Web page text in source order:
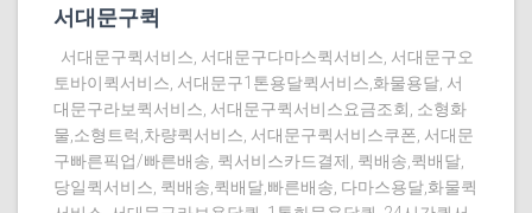
서대문구퀵
서대문구퀵서비스, 서대문구다마스퀵서비스, 서대문구오
토바이퀵서비스, 서대문구1톤용달퀵서비스,화물용달, 서
대문구라보퀵서비스, 서대문구퀵서비스요금조회, 소형화
물,소형트럭,차량퀵서비스, 서대문구퀵서비스쿠폰, 서대문
구빠른픽업/빠른배송, 퀵서비스카드결제, 퀵배송,퀵배달,
당일퀵서비스, 퀵배송,퀵배달,빠른배송, 다마스용달,화물퀵